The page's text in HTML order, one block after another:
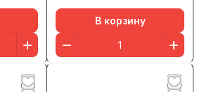
В корзину